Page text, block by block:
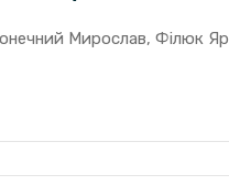
Мирослав, Філюк